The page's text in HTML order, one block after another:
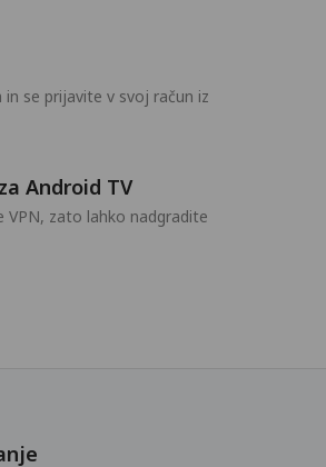
se prijavite v svoj račun iz
Android TV
VPN, zato lahko nadgradite